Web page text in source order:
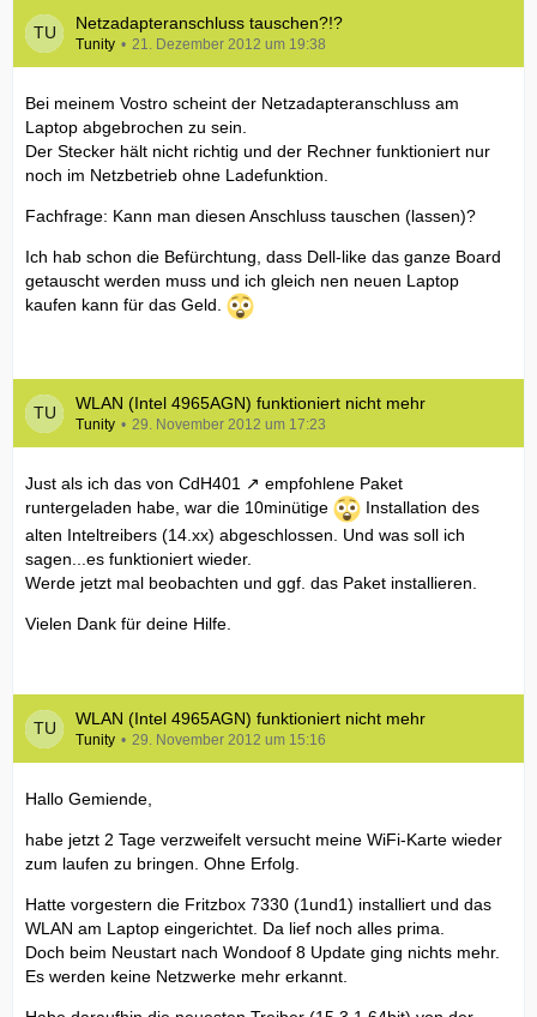
Netzadapteranschluss tauschen?!?
Tunity 21. Dezember 2012 um 19:38
Bei meinem Vostro scheint der Netzadapteranschluss am
Laptop abgebrochen zu sein.
Der Stecker hält nicht richtig und der Rechner funktioniert nur
noch im Netzbetrieb ohne Ladefunktion.
Fachfrage: Kann man diesen Anschluss tauschen (lassen)?
Ich hab schon die Befürchtung, dass Dell-like das ganze Board
getauscht werden muss und ich gleich nen neuen Laptop
kaufen kann für das Geld.
WLAN (Intel 4965AGN) funktioniert nicht mehr
Tunity 29. November 2012 um 17:23
Just als ich das von CdH401
empfohlene Paket
runtergeladen habe, war die 10minütige
Installation des
alten Inteltreibers (14.xx) abgeschlossen. Und was soll ich
sagen...es funktioniert wieder.
Werde jetzt mal beobachten und ggf. das Paket installieren.
Vielen Dank für deine Hilfe.
WLAN (Intel 4965AGN) funktioniert nicht mehr
Tunity 29. November 2012 um 15:16
Hallo Gemiende,
habe jetzt 2 Tage verzweifelt versucht meine WiFi-Karte wieder
zum laufen zu bringen. Ohne Erfolg.
Hatte vorgestern die Fritzbox 7330 (1und1) installiert und das
WLAN am Laptop eingerichtet. Da lief noch alles prima.
Doch beim Neustart nach Wondoof 8 Update ging nichts mehr.
Es werden keine Netzwerke mehr erkannt.